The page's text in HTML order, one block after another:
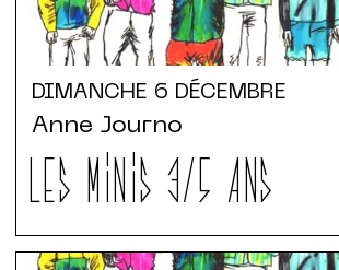
DIMANCHE 6 DÉCEMBRE
LES MINIS 3/5 ANS
Anne Journo